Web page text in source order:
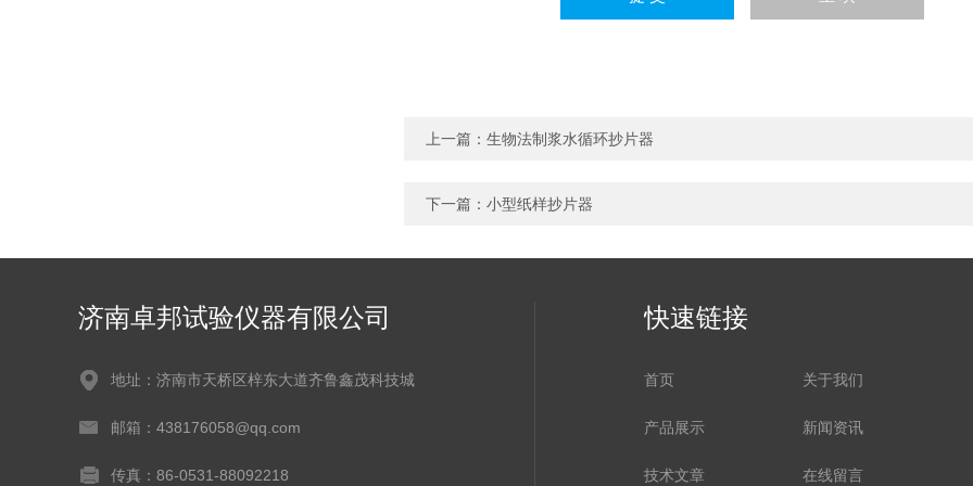
上一篇： 生物法制浆水循环抄片器
下一篇： 小型纸样抄片器
济南卓邦试验仪器有限公司
地址：济南市天桥区梓东大道齐鲁鑫茂科技城
邮箱：438176058@qq.com
传真：86-0531-88092218
快速链接
首页 关于我们
产品展示 新闻资讯
技术文章 在线留言